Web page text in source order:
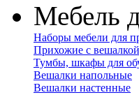
Мебель
Наборы мебели для
Прихожие с вешалкой
Тумбы, шкафы для
Вешалки напольные
Вешалки настенные